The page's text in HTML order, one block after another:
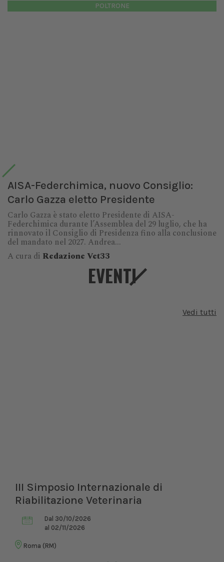
POLTRONE
AISA-Federchimica, nuovo Consiglio:
Carlo Gazza eletto Presidente
Carlo Gazza è stato eletto Presidente di AISA-
Federchimica durante l’Assemblea del 29 luglio, che ha
rinnovato il Consiglio di Presidenza fino alla conclusione
del mandato nel 2027. Andrea...
A cura di Redazione Vet33
EVENTI
Vedi tutti
III Simposio Internazionale di
Riabilitazione Veterinaria
Dal 30/10/2026
al 02/11/2026
Roma (RM)